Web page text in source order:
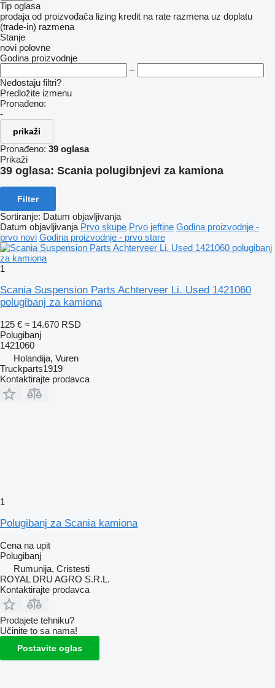
Tip oglasa
prodaja od proizvođača lizing kredit na rate razmena uz doplatu
(trade-in) razmena
Stanje
novi polovne
Godina proizvodnje
–
Nedostaju filtri?
Predložite izmenu
Pronađeno:
-
prikaži
Pronađeno: 39 oglasa
Prikaži
39 oglasa: Scania polugibnjevi za kamiona
Filter
Sortiranje: Datum objavljivanja
Datum objavljivanja Prvo skupe Prvo jeftine Godina proizvodnje -
prvo novi Godina proizvodnje - prvo stare
1
Scania Suspension Parts Achterveer Li. Used 1421060
polugibanj za kamiona
125 € ≈ 14.670 RSD
Polugibanj
1421060
Holandija, Vuren
Truckparts1919
Kontaktirajte prodavca
1
Polugibanj za Scania kamiona
Cena na upit
Polugibanj
Rumunija, Cristesti
ROYAL DRU AGRO S.R.L.
Kontaktirajte prodavca
Prodajete tehniku?
Učinite to sa nama!
Postavite oglas